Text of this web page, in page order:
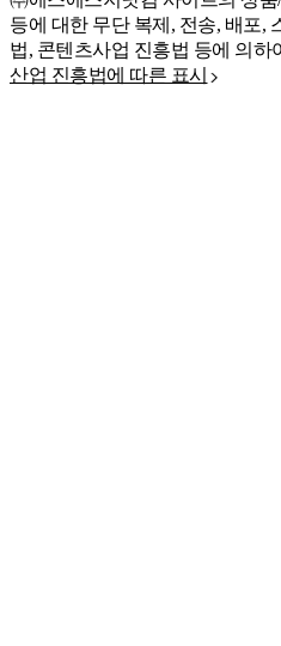
등에 대한 무단 복제, 전송, 배포,
법, 콘텐츠사업 진흥법 등에 의하
산업 진흥법에 따른 표시